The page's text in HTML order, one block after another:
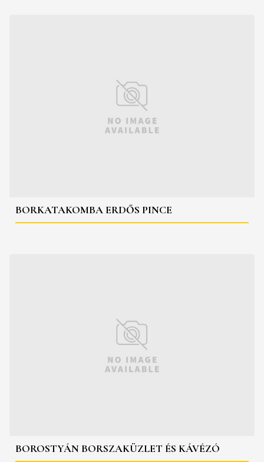
BORKATAKOMBA ERDŐS PINCE
BOROSTYÁN BORSZAKÜZLET ÉS KÁVÉZÓ